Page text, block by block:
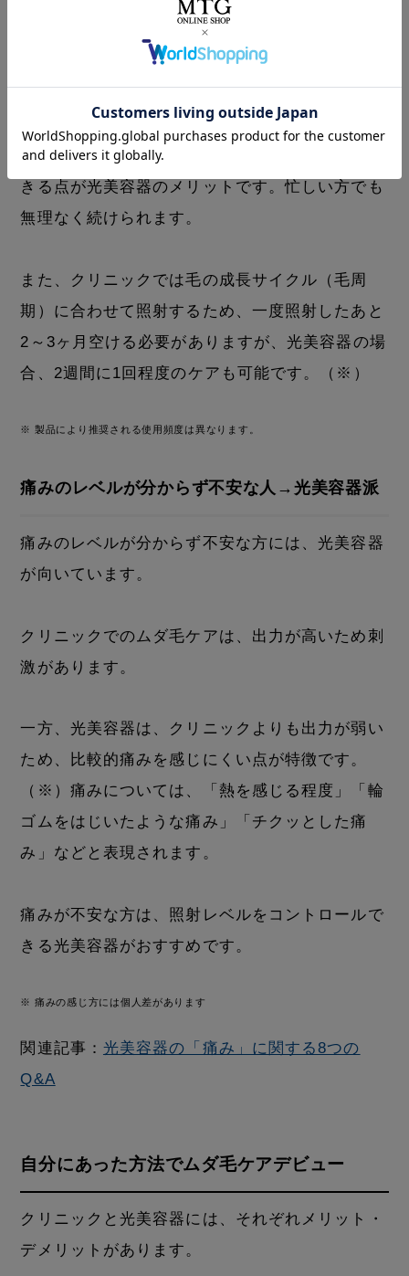
自分のペースでムダ毛ケアをしていきたい方に
時間や場所を問わず、好きなタイミングでケアで
きる点が光美容器のメリットです。忙しい方でも
無理なく続けられます。
また、クリニックでは毛の成長サイクル（毛周
期）に合わせて照射するため、一度照射したあと
2～3ヶ月空ける必要がありますが、光美容器の場
合、2週間に1回程度のケアも可能です。（※）
※ 製品により推奨される使用頻度は異なります。
痛みのレベルが分からず不安な人→光美容器派
痛みのレベルが分からず不安な方には、光美容器
が向いています。
クリニックでのムダ毛ケアは、出力が高いため刺
激があります。
一方、光美容器は、クリニックよりも出力が弱い
ため、比較的痛みを感じにくい点が特徴です。
（※）痛みについては、「熱を感じる程度」「輪
ゴムをはじいたような痛み」「チクッとした痛
み」などと表現されます。
痛みが不安な方は、照射レベルをコントロールで
きる光美容器がおすすめです。
※ 痛みの感じ方には個人差があります
関連記事： 光美容器の「痛み」に関する8つの
Q&A
自分にあった方法でムダ毛ケアデビュー
クリニックと光美容器には、それぞれメリット・
デメリットがあります。